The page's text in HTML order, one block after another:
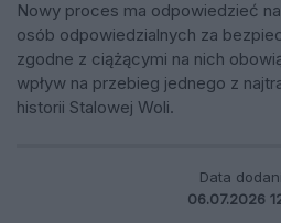
Nowy proces ma odpowiedzieć
osób odpowiedzialnych za
zgodne z ciążącymi na nich
wpływ na przebieg jednego z
historii Stalowej Woli.
Data
06.07.2026